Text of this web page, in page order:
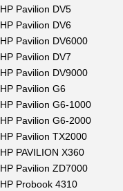
HP Pavilion DV5
HP Pavilion DV6
HP Pavilion DV6000
HP Pavilion DV7
HP Pavilion DV9000
HP Pavilion G6
HP Pavilion G6-1000
HP Pavilion G6-2000
HP Pavilion TX2000
HP PAVILION X360
HP Pavilion ZD7000
HP Probook 4310